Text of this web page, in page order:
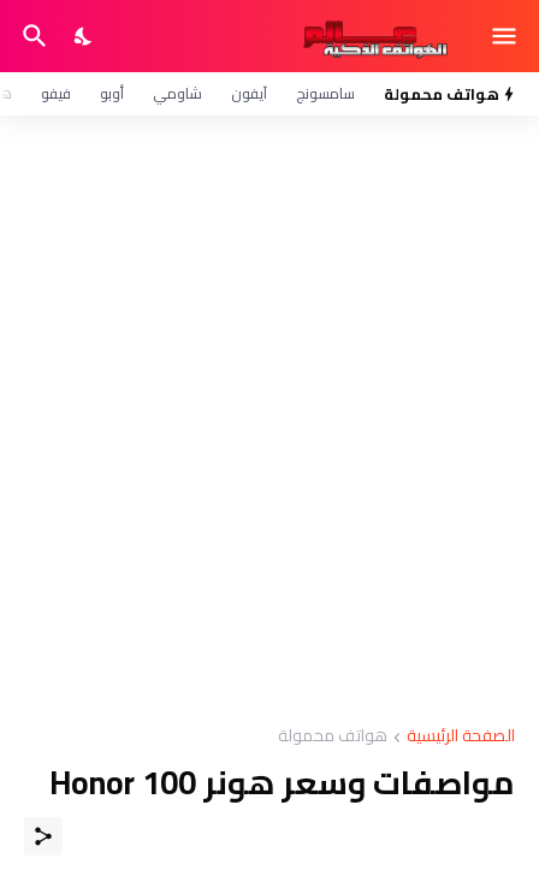
هواتف محمولة سامسونج آيفون شاومي أوبو فيفو
الصفحة الرئيسية هواتف محمولة
مواصفات وسعر هونر Honor 100